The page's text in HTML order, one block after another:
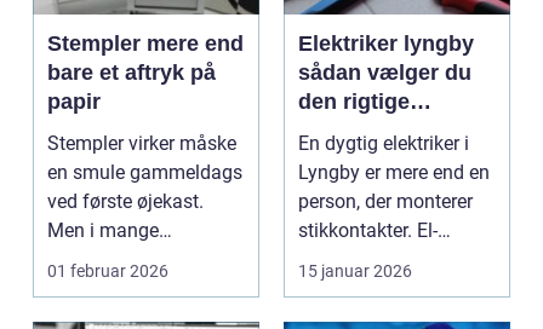
Stempler mere end
bare et aftryk på
papir
Stempler virker måske
en smule gammeldags
ved første øjekast.
Men i mange
virksomheder og også
01 februar 2026
Elektriker lyngby
sådan vælger du
den rigtige
fagmand
En dygtig elektriker i
Lyngby er mere end en
person, der monterer
stikkontakter. El-
installationer e...
15 januar 2026